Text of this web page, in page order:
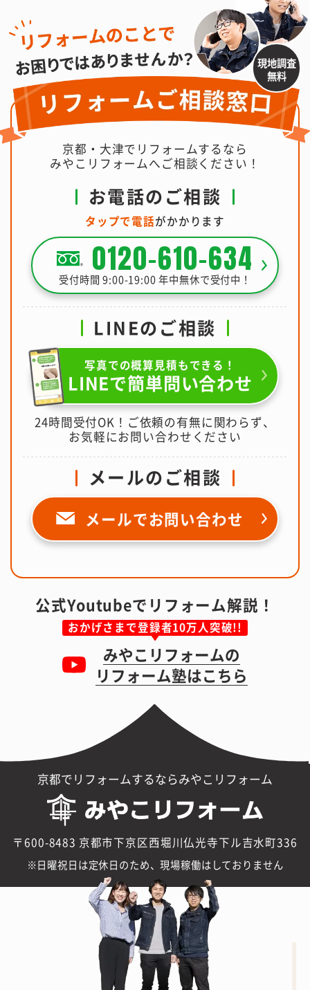
現地調査
無料
京都・大津でリフォームするなら
みやこリフォームへご相談ください！
お電話のご相談
タップで電話がかかります
0120-610-634
受付時間 9:00-19:00 年中無休で受付中！
LINEのご相談
写真での概算見積もできる！
LINEで簡単問い合わせ
24時間受付OK！ご依頼の有無に関わらず、
お気軽にお問い合わせください
メールのご相談
メールでお問い合わせ
公式Youtubeでリフォーム解説！
おかげさまで登録者10万人突破!!
みやこリフォームの
リフォーム塾はこちら
京都でリフォームするならみやこリフォーム
〒600-8483 京都市下京区西堀川仏光寺下ル吉水町336
日曜祝日は定休日のため、現場稼働はしておりません